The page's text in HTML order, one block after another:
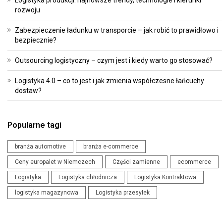
rozwoju
Zabezpieczenie ładunku w transporcie – jak robić to prawidłowo i
bezpiecznie?
Outsourcing logistyczny – czym jest i kiedy warto go stosować?
Logistyka 4.0 – co to jest i jak zmienia współczesne łańcuchy
dostaw?
Popularne tagi
branża automotive branża e-commerce
Ceny europalet w Niemczech Części zamienne ecommerce
Logistyka Logistyka chłodnicza Logistyka Kontraktowa
logistyka magazynowa Logistyka przesyłek